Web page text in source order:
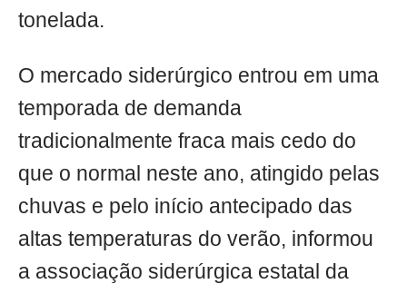
tonelada.
O mercado siderúrgico entrou em uma
temporada de demanda
tradicionalmente fraca mais cedo do
que o normal neste ano, atingido pelas
chuvas e pelo início antecipado das
altas temperaturas do verão, informou
a associação siderúrgica estatal da